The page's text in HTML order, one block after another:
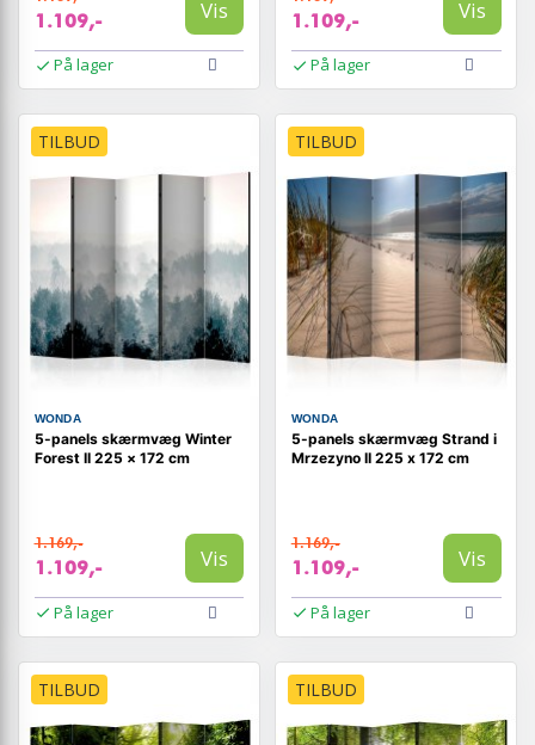
1.109,- Vis
På lager
1.109,- Vis
På lager
TILBUD
WONDA
5-panels skærmvæg Winter
Forest II 225 × 172 cm
1.169,-
1.109,- Vis
På lager
TILBUD
WONDA
5-panels skærmvæg Strand i
Mrzezyno II 225 x 172 cm
1.169,-
1.109,- Vis
På lager
TILBUD TILBUD